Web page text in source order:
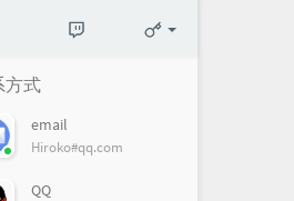
方式
email
Hiroko#qq.com
QQ